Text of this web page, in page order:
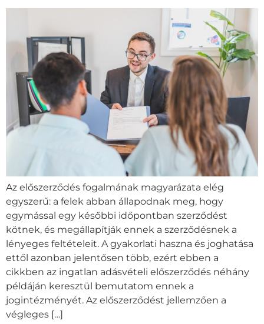
Az előszerződés fogalmának magyarázata elég
egyszerű: a felek abban állapodnak meg, hogy
egymással egy későbbi időpontban szerződést
kötnek, és megállapítják ennek a szerződésnek a
lényeges feltételeit. A gyakorlati haszna és joghatása
ettől azonban jelentősen több, ezért ebben a
cikkben az ingatlan adásvételi előszerződés néhány
példáján keresztül bemutatom ennek a
jogintézményét. Az előszerződést jellemzően a
végleges […]